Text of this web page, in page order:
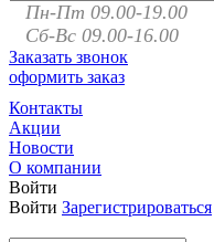
Пн-Пт 09.00-19.00
Сб-Вс 09.00-16.00
Заказать звонок
оформить заказ
Контакты
Акции
Новости
О компании
Войти
Войти Зарегистрироваться